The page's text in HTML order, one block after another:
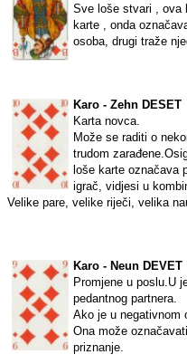
Sve loše stvari , ova
karte , onda
osoba, drugi traže
Karo - Zehn DESET
Karta novca.
Može se raditi o
trudom
loše karte označava
igrač, vidjesi u
Velike pare, velike riječi, velika
Karo - Neun DEVET
Promjene u poslu.U
pedantnog partnera.
Ako je u negativnom
Ona može
priznanje.